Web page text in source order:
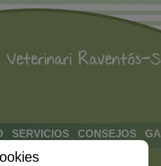
SERVICIOS CONSEJOS